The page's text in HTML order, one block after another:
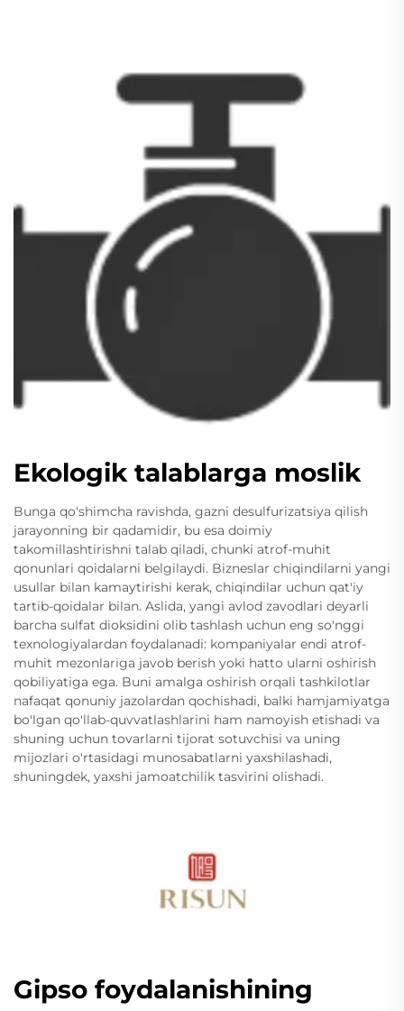
Ekologik talablarga moslik
Bunga qo'shimcha ravishda, gazni desulfurizatsiya qilish
jarayonning bir qadamidir, bu esa doimiy
takomillashtirishni talab qiladi, chunki atrof-muhit
qonunlari qoidalarni belgilaydi. Bizneslar chiqindilarni yangi
usullar bilan kamaytirishi kerak, chiqindilar uchun qat'iy
tartib-qoidalar bilan. Aslida, yangi avlod zavodlari deyarli
barcha sulfat dioksidini olib tashlash uchun eng so'nggi
texnologiyalardan foydalanadi: kompaniyalar endi atrof-
muhit mezonlariga javob berish yoki hatto ularni oshirish
qobiliyatiga ega. Buni amalga oshirish orqali tashkilotlar
nafaqat qonuniy jazolardan qochishadi, balki hamjamiyatga
bo'lgan qo'llab-quvvatlashlarini ham namoyish etishadi va
shuning uchun tovarlarni tijorat sotuvchisi va uning
mijozlari o'rtasidagi munosabatlarni yaxshilashadi,
shuningdek, yaxshi jamoatchilik tasvirini olishadi.
Gipso foydalanishining